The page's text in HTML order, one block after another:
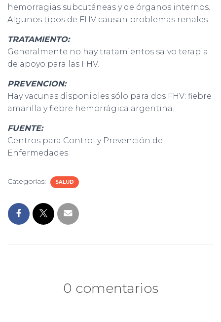
hemorragias subcutáneas y de órganos internos.
Algunos tipos de FHV causan problemas renales.
TRATAMIENTO:
Generalmente no hay tratamientos salvo terapia
de apoyo para las FHV.
PREVENCION:
Hay vacunas disponibles sólo para dos FHV: fiebre
amarilla y fiebre hemorrágica argentina.
FUENTE:
Centros para Control y Prevención de
Enfermedades
Categorías: SALUD
0 comentarios